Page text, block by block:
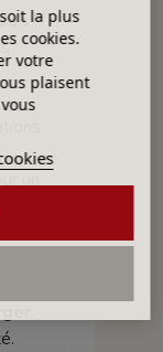
:
un
la plus
cookies.
votre
plaisent